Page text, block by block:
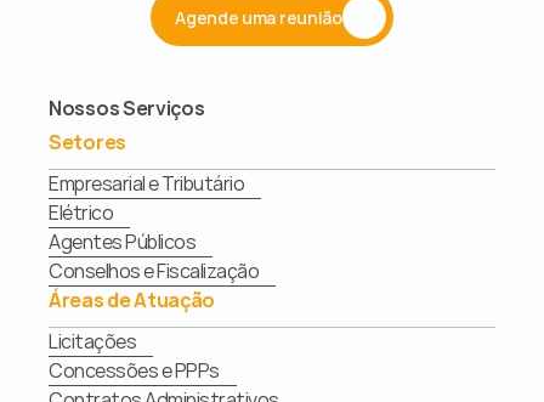
Agende uma reunião
Nossos Serviços
Setores
Empresarial e Tributário
Elétrico
Agentes Públicos
Conselhos e Fiscalização
Áreas de Atuação
Licitações
Concessões e PPPs